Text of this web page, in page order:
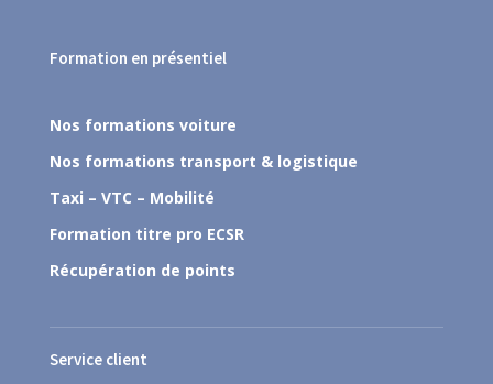
Formation en présentiel
Nos formations voiture
Nos formations transport & logistique
Taxi – VTC – Mobilité
Formation titre pro ECSR
Récupération de points
Service client